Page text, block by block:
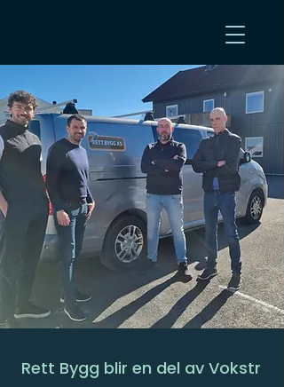
Rett Bygg blir en del av Vokstr